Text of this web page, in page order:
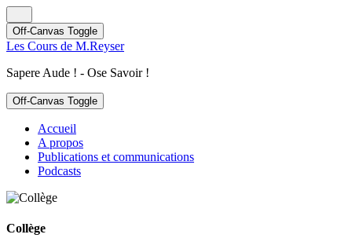
Off-Canvas Toggle
Les Cours de M.Reyser
Sapere Aude ! - Ose Savoir !
Off-Canvas Toggle
Accueil
A propos
Publications et communications
Podcasts
Collège